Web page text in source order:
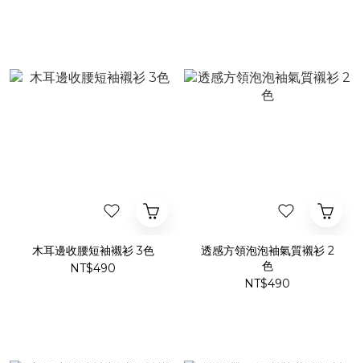
木耳邊收腰短袖襯衫 3色
NT$490
透感方領泡泡袖氣質襯衫 2
色
NT$490